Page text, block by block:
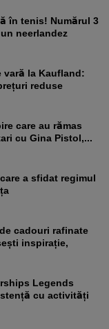
neerlandez
reduse
cu Gina Pistol,...
inspirație,
cu activități